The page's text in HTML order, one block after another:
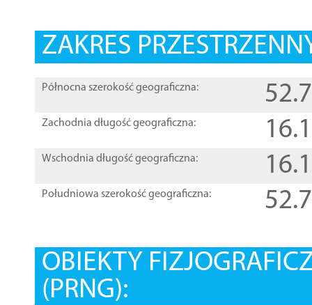
ZAKRES
Północna szerokość geograficzna:
Zachodnia długość geograficzna:
Wschodnia długość geograficzna:
Południowa szerokość geograficzna:
OBIEKTY
(PRNG):